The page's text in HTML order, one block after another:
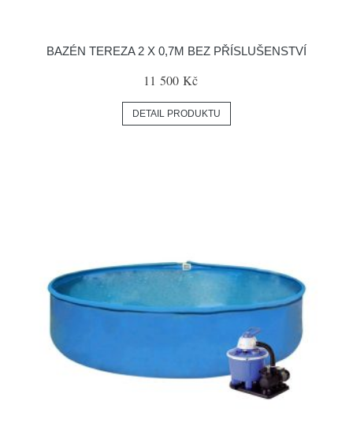
BAZÉN TEREZA 2 X 0,7M BEZ PŘÍSLUŠENSTVÍ
11 500 Kč
DETAIL PRODUKTU